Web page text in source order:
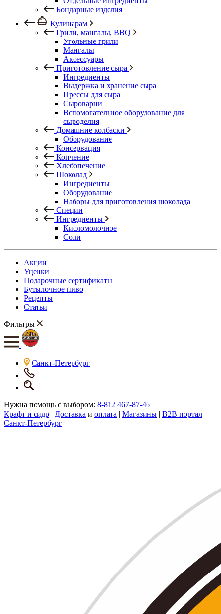
Бондарные изделия
Кулинарам
Грили, мангалы, BBQ
Угольные грили
Мангалы
Аксессуары
Приготовление сыра
Ингредиенты
Выдержка и хранение сыра
Прессы для сыра
Сыроварни
Вспомогательное оборудование для
сыроделия
Домашние колбаски
Оборудование
Консервация
Копчение
Хлебопечение
Шоколад
Ингредиенты
Оборудование
Наборы для приготовления шоколада
Специи
Ингредиенты
Кисломолочное
Соли
Акции
Уценки
Подарочные сертификаты
Бутылочное пиво
Рецепты
Статьи
Фильтры
Санкт-Петербург
Нужна помощь с выбором: 8-812 467-87-46
Крафт и сидр | Доставка и оплата | Магазины | B2B портал |
Санкт-Петербург